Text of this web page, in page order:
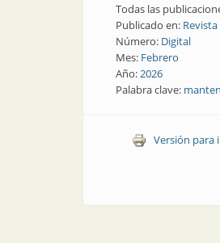
Todas las
Publicado en:
Número: Digital
Mes: Febrero
Año:2026
Palabra clave:
Versión para